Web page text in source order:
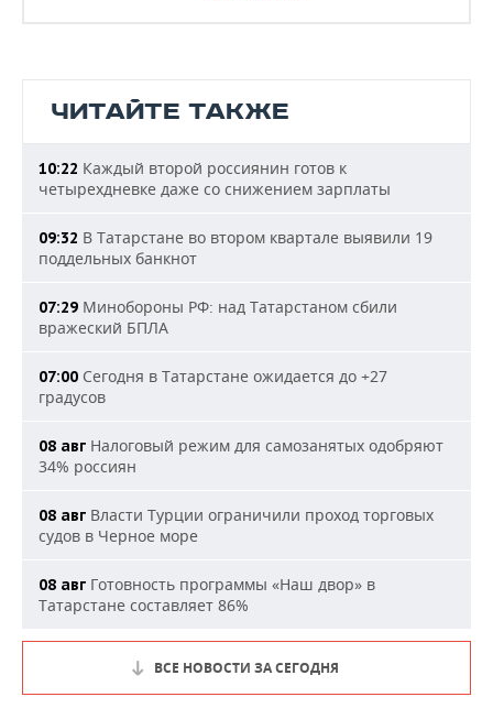
ЧИТАЙТЕ ТАКЖЕ
10:22 Каждый второй россиянин готов к
четырехдневке даже со снижением зарплаты
09:32 В Татарстане во втором квартале выявили 19
поддельных банкнот
07:29 Минобороны РФ: над Татарстаном сбили
вражеский БПЛА
07:00 Сегодня в Татарстане ожидается до +27
градусов
08 авг Налоговый режим для самозанятых одобряют
34% россиян
08 авг Власти Турции ограничили проход торговых
судов в Черное море
08 авг Готовность программы «Наш двор» в
Татарстане составляет 86%
ВСЕ НОВОСТИ ЗА СЕГОДНЯ